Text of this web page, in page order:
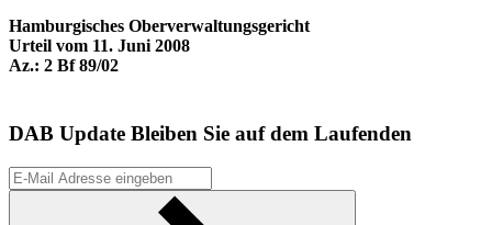
Hamburgisches Oberverwaltungsgericht
Urteil vom 11. Juni 2008
Az.: 2 Bf 89/02
DAB Update Bleiben Sie auf dem Laufenden